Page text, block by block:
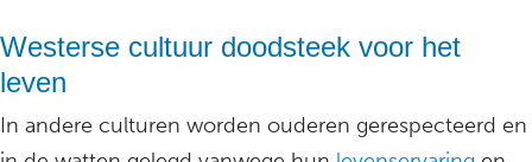
Westerse cultuur doodsteek voor het
leven
In andere culturen worden ouderen gerespecteerd en